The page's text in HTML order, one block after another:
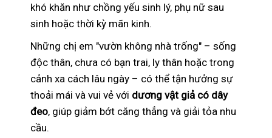
khó khăn như chồng yếu sinh lý, phụ nữ sau
sinh hoặc thời kỳ mãn kinh.
Những chị em "vườn không nhà trống" – sống
độc thân, chưa có bạn trai, ly thân hoặc trong
cảnh xa cách lâu ngày – có thể tận hưởng sự
thoải mái và vui vẻ với dương vật giả có dây
đeo, giúp giảm bớt căng thẳng và giải tỏa nhu
cầu.